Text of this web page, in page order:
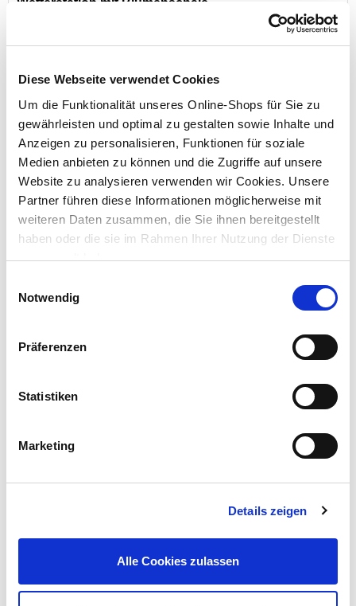
Diese Webseite verwendet Cookies
Um die Funktionalität unseres Online-Shops für Sie zu
gewährleisten und optimal zu gestalten sowie Inhalte und
Anzeigen zu personalisieren, Funktionen für soziale
Medien anbieten zu können und die Zugriffe auf unsere
Website zu analysieren verwenden wir Cookies. Unsere
Partner führen diese Informationen möglicherweise mit
weiteren Daten zusammen, die Sie ihnen bereitgestellt
haben oder die sie im Rahmen Ihrer Nutzung der Dienste
gesammelt haben.
Notwendig
Präferenzen
Statistiken
Marketing
Details zeigen
Alle Cookies zulassen
Wetterstation mit Blumenschale
Preis reduziert von
UVP 24,95 €auf
Menge
Preis reduziert von
UVP 8,99 €auf